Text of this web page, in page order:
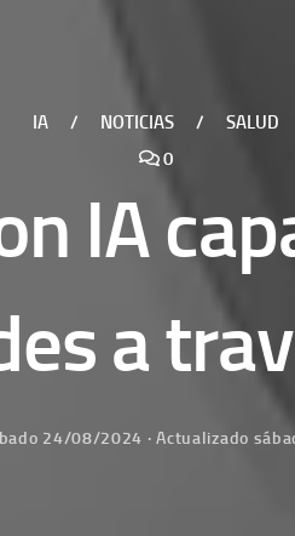
IA / NOTICIAS /
SALUD
0
IA
a
24/08/2024 · Actualizado